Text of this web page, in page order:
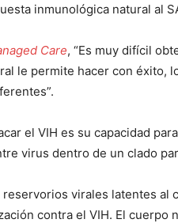
inmunológica natural al
Care, “Es muy difícil
le permite hacer con éxito,
el VIH es su capacidad
virus dentro de un clado
virales latentes
contra el VIH. El